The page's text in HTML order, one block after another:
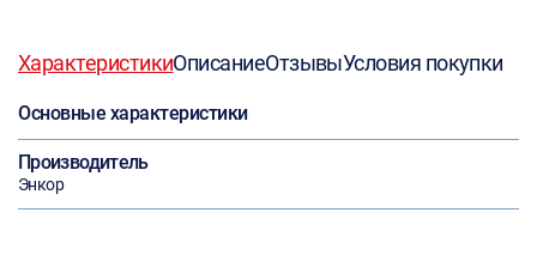
ХарактеристикиОписаниеОтзывыУсловия покупки
Основные характеристики
Производитель
Энкор